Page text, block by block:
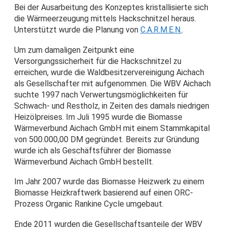
Bei der Ausarbeitung des Konzeptes kristallisierte sich
die Wärmeerzeugung mittels Hackschnitzel heraus.
Unterstützt wurde die Planung von C.A.R.M.E.N..
Um zum damaligen Zeitpunkt eine
Versorgungssicherheit für die Hackschnitzel zu
erreichen, wurde die Waldbesitzervereinigung Aichach
als Gesellschafter mit aufgenommen. Die WBV Aichach
suchte 1997 nach Verwertungsmöglichkeiten für
Schwach- und Restholz, in Zeiten des damals niedrigen
Heizölpreises. Im Juli 1995 wurde die Biomasse
Wärmeverbund Aichach GmbH mit einem Stammkapital
von 500.000,00 DM gegründet. Bereits zur Gründung
wurde ich als Geschäftsführer der Biomasse
Wärmeverbund Aichach GmbH bestellt.
Im Jahr 2007 wurde das Biomasse Heizwerk zu einem
Biomasse Heizkraftwerk basierend auf einen ORC-
Prozess Organic Rankine Cycle umgebaut.
Ende 2011 wurden die Gesellschaftsanteile der WBV